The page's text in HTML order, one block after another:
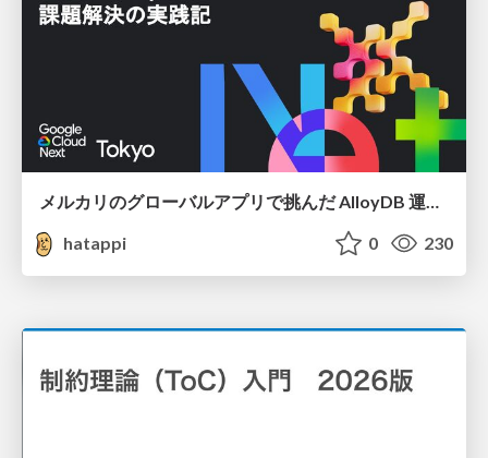
メルカリのグローバルアプリで挑んだ AlloyDB 運用と課題解決の実践記
hatappi
0 230